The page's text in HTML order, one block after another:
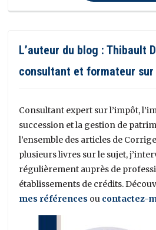
L’auteur du blog : Thibault
consultant et formateur sur
Consultant expert sur l’impôt,
succession et la gestion de
l’ensemble des articles de
plusieurs livres sur le sujet,
régulièrement auprès de
établissements de crédits.
mes références ou contactez-